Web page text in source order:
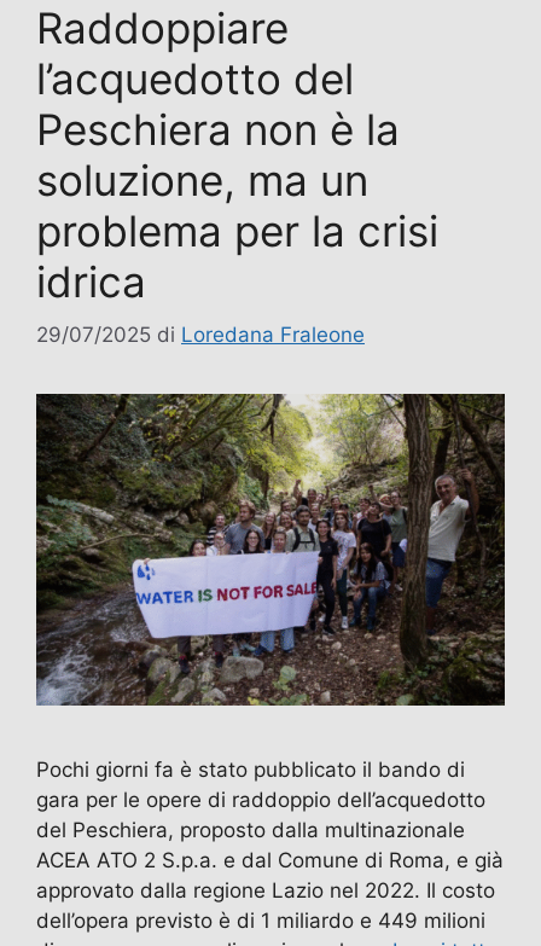
Raddoppiare
l’acquedotto del
Peschiera non è la
soluzione, ma un
problema per la crisi
idrica
29/07/2025 di Loredana Fraleone
Pochi giorni fa è stato pubblicato il bando di
gara per le opere di raddoppio dell’acquedotto
del Peschiera, proposto dalla multinazionale
ACEA ATO 2 S.p.a. e dal Comune di Roma, e già
approvato dalla regione Lazio nel 2022. Il costo
dell’opera previsto è di 1 miliardo e 449 milioni